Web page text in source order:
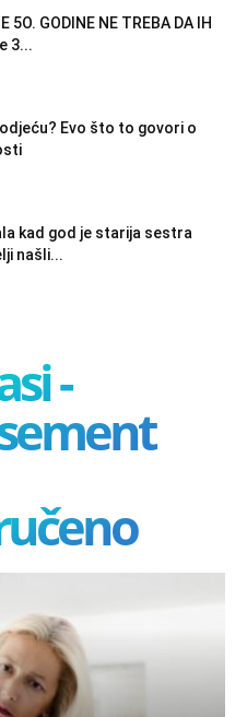
5O. GODINE NE TREBA DA IH
3...
Evo što to govori o
kad god je starija sestra
našli...
-